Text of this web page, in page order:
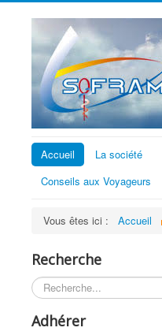
Accueil La société
Conseils aux Voyageurs
Vous êtes ici : Accueil
Recherche
Rechercher
Adhérer